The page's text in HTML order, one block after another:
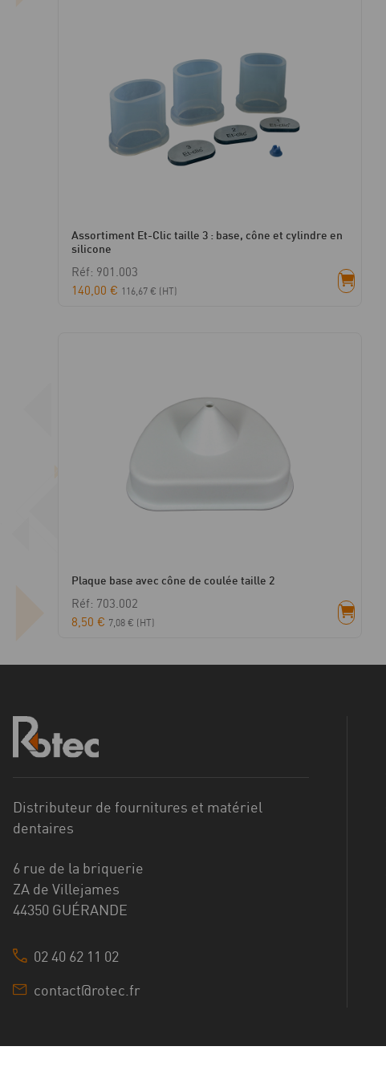
Assortiment Et-Clic taille 3 : base, cône et cylindre en
silicone
Réf: 901.003
140,00 € 116,67 € (HT)
Plaque base avec cône de coulée taille 2
Réf: 703.002
8,50 € 7,08 € (HT)
Distributeur de fournitures et matériel
dentaires
6 rue de la briquerie
ZA de Villejames
44350 GUÉRANDE
02 40 62 11 02
contact@rotec.fr